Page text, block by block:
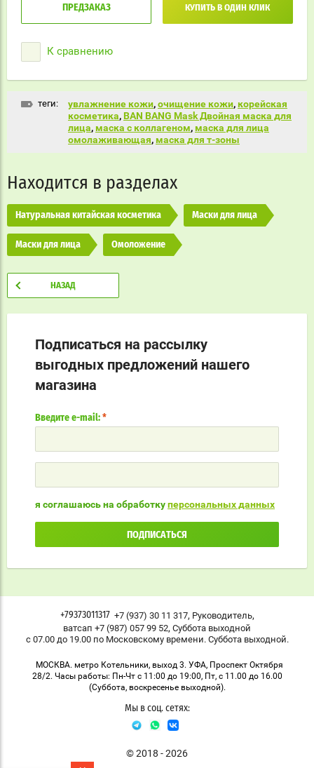
ПРЕДЗАКАЗ КУПИТЬ В ОДИН КЛИК
К сравнению
теги: увлажнение кожи,очищение кожи,корейская
косметика,BAN BANG Mask Двойная маска для
лица,маска с коллагеном,маска для лица
омолаживающая,маска для т-зоны
Находится в разделах
Натуральная китайская косметика Маски для лица
Маски для лица Омоложение
НАЗАД
Подписаться на рассылку
выгодных предложений нашего
магазина
Введите e-mail: *
я соглашаюсь на обработкуперсональных данных
ПОДПИСАТЬСЯ
+79373011317 +7 (937) 30 11 317, Руководитель,
ватсап +7 (987) 057 99 52, Суббота выходной
с 07.00 до 19.00 по Московскому времени. Суббота выходной.
МОСКВА. метро Котельники, выход 3. УФА, Проспект Октября
28/2. Часы работы: Пн-Чт с 11:00 до 19:00, Пт, с 11.00 до 16.00
(Суббота, воскресенье выходной).
Мы в соц. сетях:
© 2018 - 2026